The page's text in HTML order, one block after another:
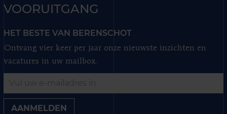
VOORUITGANG
HET BESTE VAN BERENSCHOT
Ontvang vier keer per jaar onze nieuwste inzichten en
vacatures in uw mailbox.
AANMELDEN